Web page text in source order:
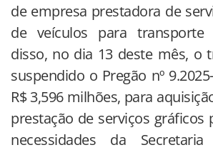
de empresa prestadora de
de veículos para transporte
disso, no dia 13 deste mês, o
suspendido o Pregão nº
R$ 3,596 milhões, para
prestação de serviços gráficos
necessidades da